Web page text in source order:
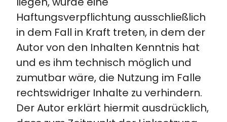
Haftungsverpflichtung ausschließlich
in dem Fall in Kraft treten, in dem der
Autor von den Inhalten Kenntnis hat
und es ihm technisch möglich und
zumutbar wäre, die Nutzung im Falle
rechtswidriger Inhalte zu verhindern.
Der Autor erklärt hiermit ausdrücklich,